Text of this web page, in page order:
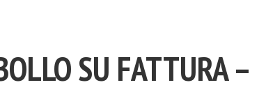
SU FATTURA –